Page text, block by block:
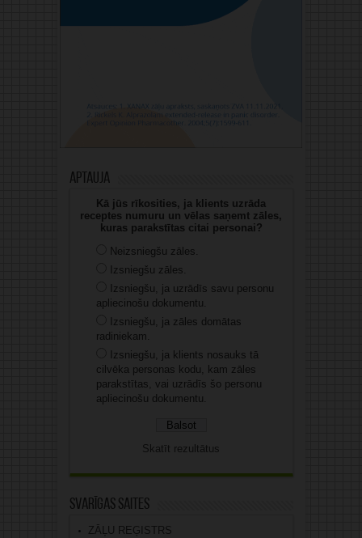
Aptauja
Kā jūs rīkosities, ja klients uzrāda
receptes numuru un vēlas saņemt zāles,
kuras parakstītas citai personai?
Neizsniegšu zāles.
Izsniegšu zāles.
Izsniegšu, ja uzrādīs savu personu
apliecinošu dokumentu.
Izsniegšu, ja zāles domātas
radiniekam.
Izsniegšu, ja klients nosauks tā
cilvēka personas kodu, kam zāles
parakstītas, vai uzrādīs šo personu
apliecinošu dokumentu.
Skatīt rezultātus
Svarīgas saites
ZĀĻU REĢISTRS